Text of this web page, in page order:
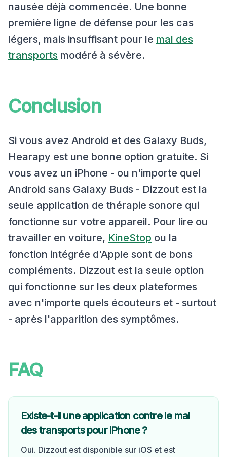
nausée déjà commencée. Une bonne
première ligne de défense pour les cas
légers, mais insuffisant pour le mal des
transports modéré à sévère.
Conclusion
Si vous avez Android et des Galaxy Buds,
Hearapy est une bonne option gratuite. Si
vous avez un iPhone - ou n'importe quel
Android sans Galaxy Buds - Dizzout est la
seule application de thérapie sonore qui
fonctionne sur votre appareil. Pour lire ou
travailler en voiture, KineStop ou la
fonction intégrée d'Apple sont de bons
compléments. Dizzout est la seule option
qui fonctionne sur les deux plateformes
avec n'importe quels écouteurs et - surtout
- après l'apparition des symptômes.
FAQ
Existe-t-il une application contre le mal
des transports pour iPhone ?
Oui. Dizzout est disponible sur iOS et est